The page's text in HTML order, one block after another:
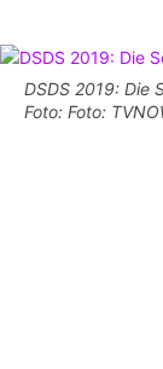
DSDS 2019: Die
Foto: Foto: